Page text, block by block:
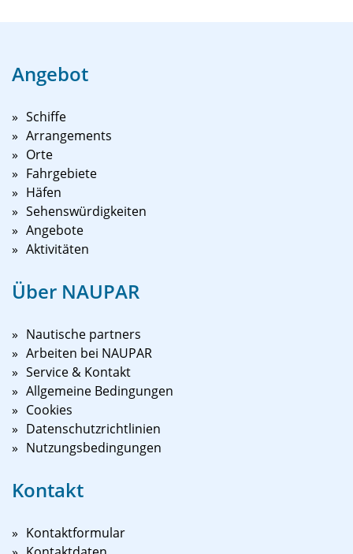
Angebot
Schiffe
Arrangements
Orte
Fahrgebiete
Häfen
Sehenswürdigkeiten
Angebote
Aktivitäten
Über NAUPAR
Nautische partners
Arbeiten bei NAUPAR
Service & Kontakt
Allgemeine Bedingungen
Cookies
Datenschutzrichtlinien
Nutzungsbedingungen
Kontakt
Kontaktformular